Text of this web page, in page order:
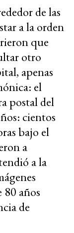
de las
a la orden
que
otro
apenas
el
postal del
cientos
bajo el
a
a la
80 años
de